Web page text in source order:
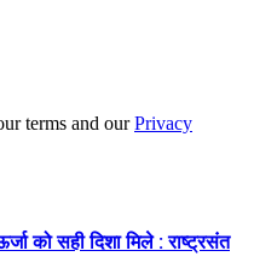
terms and ourPrivacy
को सही दिशा मिले : राष्ट्रसंत